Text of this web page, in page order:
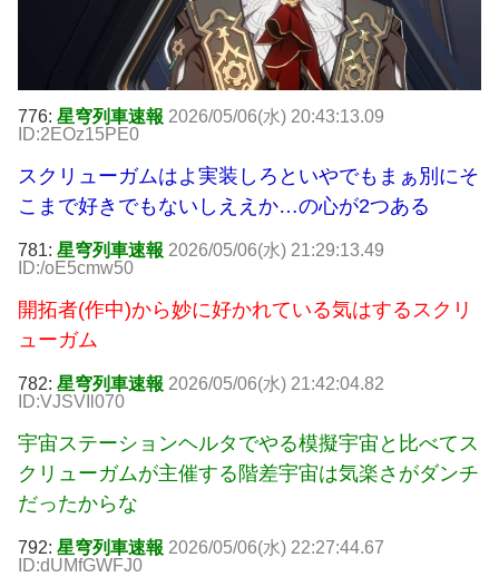
776: 星穹列車速報 2026/05/06(水) 20:43:13.09
ID:2EOz15PE0
スクリューガムはよ実装しろといやでもまぁ別にそ
こまで好きでもないしええか…の心が2つある
781: 星穹列車速報 2026/05/06(水) 21:29:13.49
ID:/oE5cmw50
開拓者(作中)から妙に好かれている気はするスクリ
ューガム
782: 星穹列車速報 2026/05/06(水) 21:42:04.82
ID:VJSVIl070
宇宙ステーションヘルタでやる模擬宇宙と比べてス
クリューガムが主催する階差宇宙は気楽さがダンチ
だったからな
792: 星穹列車速報 2026/05/06(水) 22:27:44.67
ID:dUMfGWFJ0